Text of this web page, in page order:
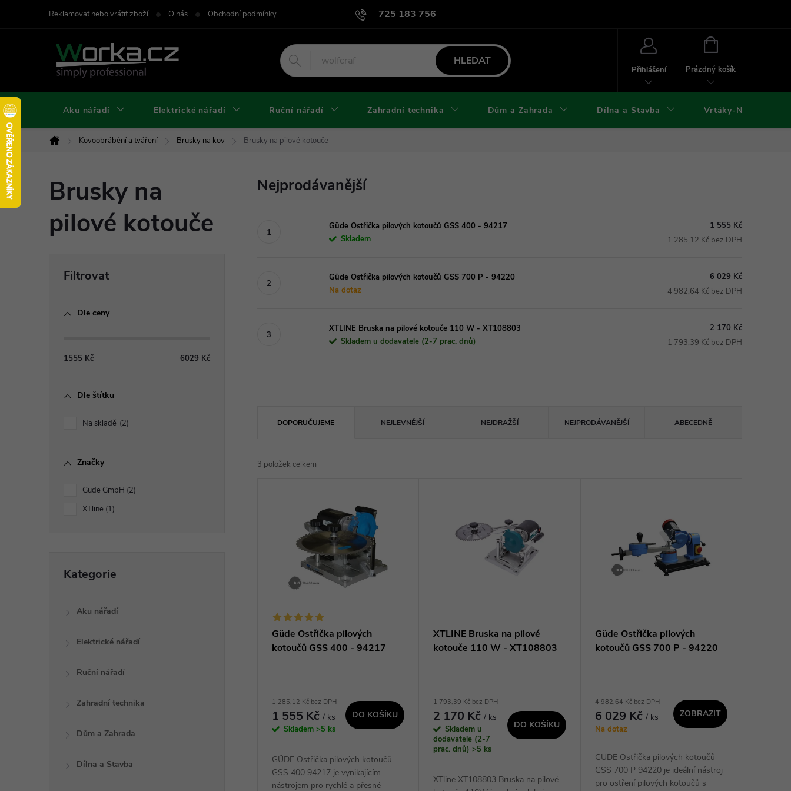
725 183 756
Reklamovat nebo vrátit zboží O nás Obchodní podmínky Podmínky užití webu Podmínky ochrany osobních údajů a cookies
HLEDAT
Přihlášení
NÁKUPNÍ
Prázdný košík
Aku nářadí Elektrické nářadí Ruční nářadí Zahradní technika Dům a Zahrada Dílna a Stavba Vrtáky-Nástroje
Domů
Kovoobrábění a tváření Brusky na kov Brusky na pilové kotouče
Brusky na
pilové kotouče
Dle ceny
1555 Kč 6029 Kč
Dle štítku
Na skladě 2
Značky
Güde GmbH 2
XTline 1
kategorie
Kategorie
Aku nářadí
Elektrické nářadí
Ruční nářadí
Zahradní technika
Dům a Zahrada
Dílna a Stavba
Nejprodávanější
Güde Ostřička pilových kotoučů GSS 400 - 94217
Skladem
1 555 Kč
1 285,12 Kč bez DPH
Güde Ostřička pilových kotoučů GSS 700 P - 94220
Na dotaz
6 029 Kč
4 982,64 Kč bez DPH
XTLINE Bruska na pilové kotouče 110 W - XT108803
Skladem u dodavatele (2-7 prac. dnů)
2 170 Kč
1 793,39 Kč bez DPH
z
DOPORUČUJEME NEJLEVNĚJŠÍ NEJDRAŽŠÍ NEJPRODÁVANĚJŠÍ ABECEDNĚ
3 položek celkem
Güde Ostřička pilových
kotoučů GSS 400 - 94217
1 285,12 Kč bez DPH
1 555 Kč / ks
Skladem >5 ks
DO KOŠÍKU
GÜDE Ostřička pilových kotoučů
GSS 400 94217 je vynikajícím
nástrojem pro rychlé a přesné
XTLINE Bruska na pilové
kotouče 110 W - XT108803
1 793,39 Kč bez DPH
2 170 Kč/ ks
Skladem u
dodavatele (2-7
prac. dnů)>5 ks
DO KOŠÍKU
XTline XT108803 Bruska na pilové
Güde Ostřička pilových
kotoučů GSS 700 P - 94220
4 982,64 Kč bez DPH
6 029 Kč / ks
Na dotaz
ZOBRAZIT
GÜDE Ostřička pilových kotoučů
GSS 700 P 94220 je ideální nástroj
pro ostření pilových kotoučů s